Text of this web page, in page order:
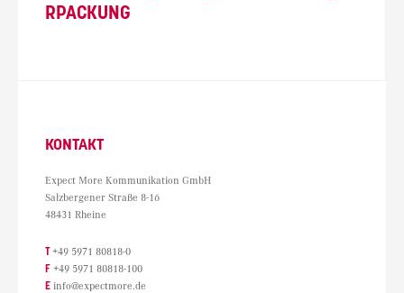
RPACKUNG
KONTAKT
Expect More Kommunikation GmbH
Salzbergener Straße 8-16
48431 Rheine
T +49 5971 80818-0
F +49 5971 80818-100
E info@expectmore.de